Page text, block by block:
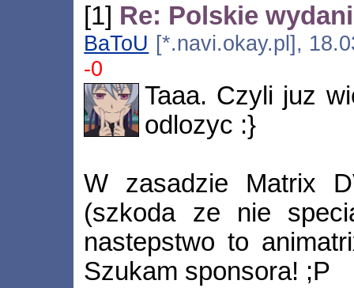
[1] Re: Polskie
BaToU [*.navi.okay.pl],
-0
Taaa. Czyli juz
odlozyc :}
W zasadzie Matrix
(szkoda ze nie
nastepstwo to
Szukam sponsora! ;P